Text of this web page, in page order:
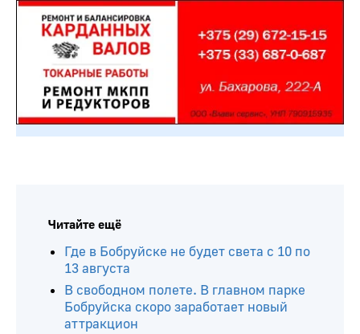
Читайте ещё
Где в Бобруйске не будет света с 10 по
13 августа
В свободном полете. В главном парке
Бобруйска скоро заработает новый
аттракцион